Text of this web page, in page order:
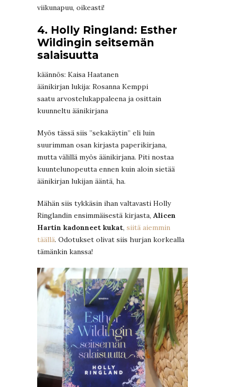
viikunapuu, oikeasti!
4. Holly Ringland: Esther
Wildingin seitsemän
salaisuutta
käännös: Kaisa Haatanen
äänikirjan lukija: Rosanna Kemppi
saatu arvostelukappaleena ja osittain
kuunneltu äänikirjana
Myös tässä siis ”sekakäytin” eli luin
suurimman osan kirjasta paperikirjana,
mutta välillä myös äänikirjana. Piti nostaa
kuuntelunopeutta ennen kuin aloin sietää
äänikirjan lukijan ääntä, ha.
Mähän siis tykkäsin ihan valtavasti Holly
Ringlandin ensimmäisestä kirjasta, Alicen
Hartin kadonneet kukat, siitä aiemmin
täällä. Odotukset olivat siis hurjan korkealla
tämänkin kanssa!